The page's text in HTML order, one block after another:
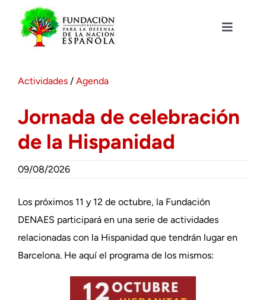
contenido
Toggle
Actualidad
Actividades
Colabora
Actividades/ Agenda
Jornada de celebración
de la Hispanidad
09/08/2026
Los próximos 11 y 12 de octubre, la Fundación
DENAES participará en una serie de actividades
relacionadas con la Hispanidad que tendrán lugar en
Barcelona. He aquí el programa de los mismos: